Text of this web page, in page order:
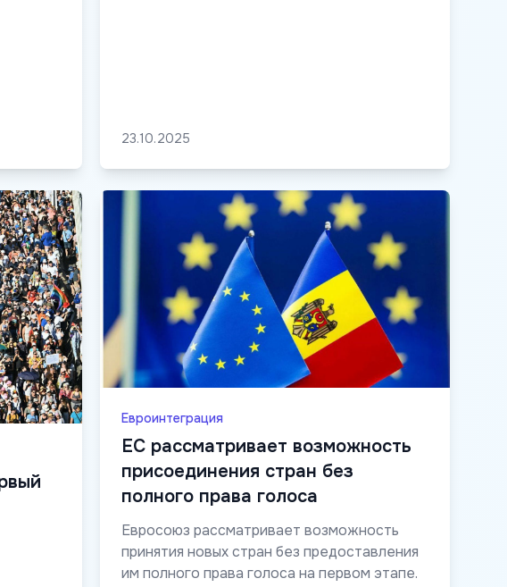
23.10.2025
Евроинтеграция
ЕС рассматривает возможность
присоединения стран без
полного права голоса
Евросоюз рассматривает возможность
принятия новых стран без предоставления
им полного права голоса на первом этапе.